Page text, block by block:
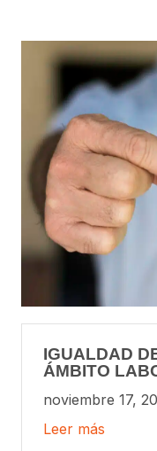
IGUALDAD
ÁMBITO
noviembre 17,
Leer más